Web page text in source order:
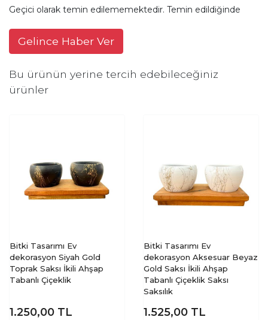
Geçici olarak temin edilememektedir. Temin edildiğinde
Gelince Haber Ver
Bu ürünün yerine tercih edebileceğiniz
ürünler
Bitki Tasarımı Ev
dekorasyon Siyah Gold
Toprak Saksı İkili Ahşap
Tabanlı Çiçeklik
1.250,00 TL
Bitki Tasarımı Ev
dekorasyon Aksesuar Beyaz
Gold Saksı İkili Ahşap
Tabanlı Çiçeklik Saksı
Saksılık
1.525,00 TL